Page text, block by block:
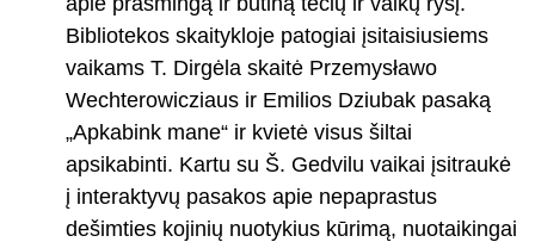
Bibliotekos skaitykloje patogiai įsitaisiusiems
vaikams T. Dirgėla skaitė Przemysławo
Wechterowicziaus ir Emilios Dziubak pasaką
„Apkabink mane“ ir kvietė visus šiltai
apsikabinti. Kartu su Š. Gedvilu vaikai įsitraukė
į interaktyvų pasakos apie nepaprastus
dešimties kojinių nuotykius kūrimą, nuotaikingai